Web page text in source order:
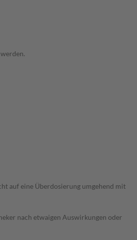
auf eine Überdosierung umgehend mit
nach etwaigen Auswirkungen oder